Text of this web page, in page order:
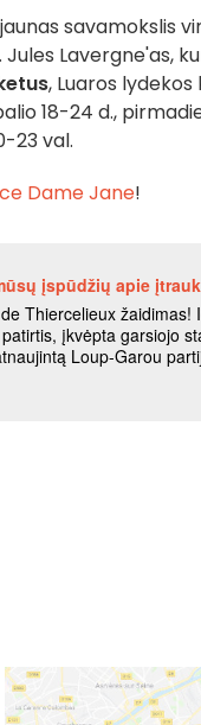
savamokslis
Lavergne'as,
, Luaros lydekos
18-24 d.,
23 val.
Dame Jane!